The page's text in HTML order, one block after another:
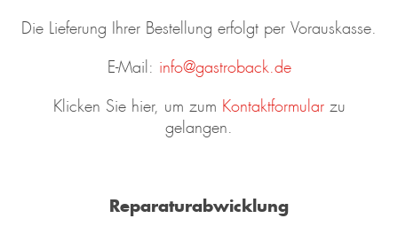
Die Lieferung Ihrer Bestellung erfolgt per Vorauskasse.
E-Mail: info@gastroback.de
Klicken Sie hier, um zum Kontaktformularzu
gelangen.
Reparaturabwicklung